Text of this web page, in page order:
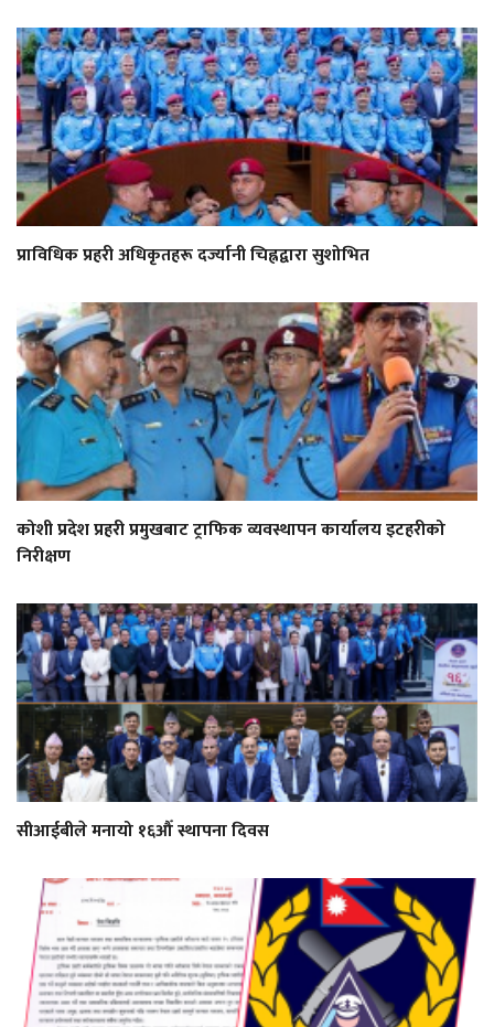
प्राविधिक प्रहरी अधिकृतहरू दर्ज्यानी चिह्नद्वारा सुशोभित
कोशी प्रदेश प्रहरी प्रमुखबाट ट्राफिक व्यवस्थापन कार्यालय इटहरीको
निरीक्षण
सीआईबीले मनायो १६औँ स्थापना दिवस